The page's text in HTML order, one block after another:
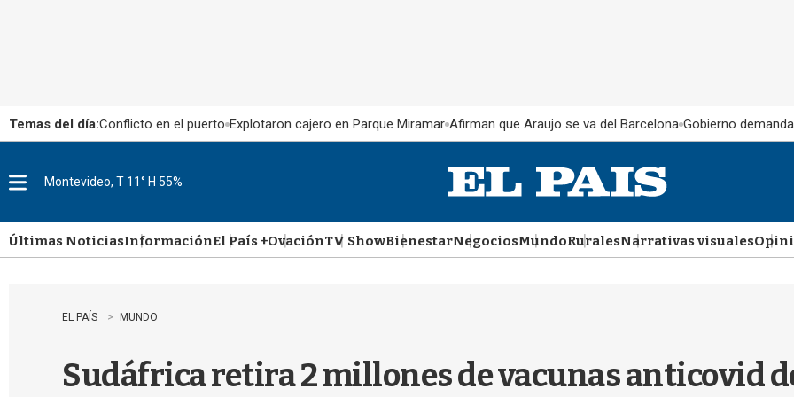
Temas del día:Conflicto en el puerto Explotaron cajero en Parque Miramar Afirman que Araujo se va del Barcelona Gobierno
u
Montevideo, T 11° H 55%
Últimas NoticiasInformaciónEl País +OvaciónTV ShowBienestarNegociosMundoRuralesNarrativas visuales
EL PAÍS MUNDO
Sudáfrica retira 2 millones de vacunas anticovid